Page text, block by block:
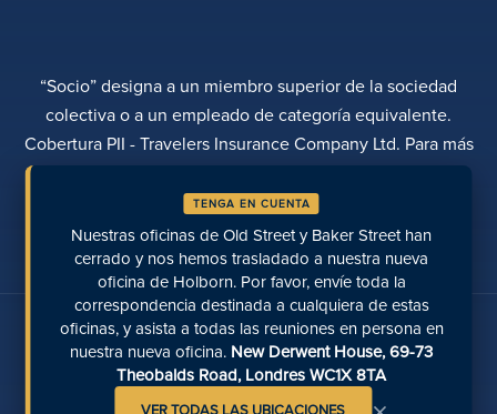
“Socio” designa a un miembro superior de la sociedad
colectiva o a un empleado de categoría equivalente.
Cobertura PII - Travelers Insurance Company Ltd. Para más
información, póngase en contacto con Rebecca Roberts
POLÍTICA DE PRIVACIDAD QUEJAS
TRANSPARENCIA
REALIZAR UN PAGO UBICACIONES
PÁGINAS RECIENTES
Hable con nosotros en las redes sociales
TENGA EN CUENTA
Nuestras oficinas de Old Street y Baker Street han
cerrado y nos hemos trasladado a nuestra nueva
oficina de Holborn. Por favor, envíe toda la
correspondencia destinada a cualquiera de estas
oficinas, y asista a todas las reuniones en persona en
nuestra nueva oficina. New Derwent House, 69-73
Theobalds Road, Londres WC1X 8TA
VER TODAS LAS UBICACIONES